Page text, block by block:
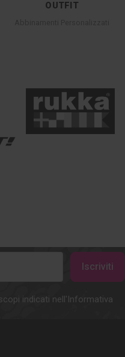
OUTFIT
indicati nell'Informativa